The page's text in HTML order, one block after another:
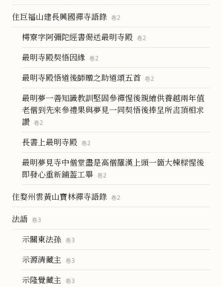
住巨福山建長興國禪寺語錄 卷2
樗寮字阿彌陀經書偈送最明寺殿 卷2
最明寺殿契悟因緣 卷2
最明寺殿悟道後師贈之助道頌五首 卷2
最明夢一善知識教訓堅固參禪惺後親繪供養越兩年值
老僧到先來參禮果與夢見一同契悟後捧呈所𦘕頂相求
讚 卷2
長書上最明寺殿 卷2
最明夢見寺中僧堂盡是高僧羅漢上頭一箇大棟樑惺後
即發心重新鋪葢工畢 卷2
住婺州雲黃山寶林禪寺語錄 卷2
法語 卷3
示關東法孫 卷3
示源清藏主 卷3
示隆覺藏主 卷3